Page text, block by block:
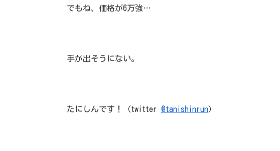
でもね、価格が6万強…
手が出そうにない。
たにしんです！（twitter @tanishinrun）